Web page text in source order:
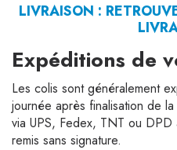
LIVRAISON :
Expéditions de
Les colis sont généralement
journée après finalisation de
via UPS, Fedex, TNT ou
remis sans signature.